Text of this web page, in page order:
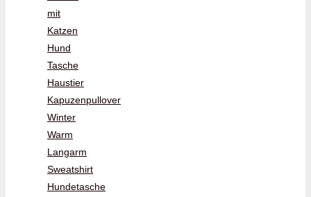
mit
Katzen
Hund
Tasche
Haustier
Kapuzenpullover
Winter
Warm
Langarm
Sweatshirt
Hundetasche